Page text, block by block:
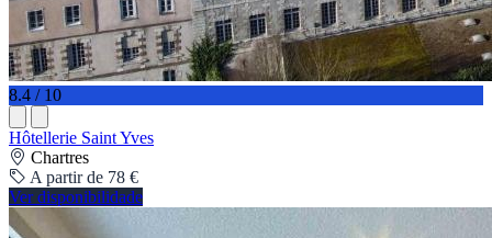
8.4 / 10
Hôtellerie Saint Yves
Chartres
A partir de 78 €
Ver disponibilidade